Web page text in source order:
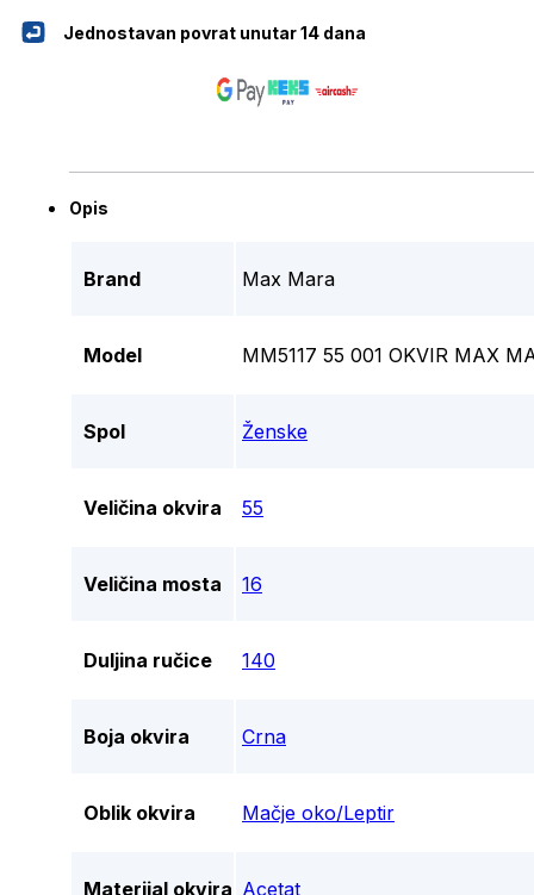
Jednostavan povrat unutar 14 dana
Opis
Brand Max Mara
Model MM5117 55 001 OKVIR MAX
Spol Ženske
Veličina okvira 55
Veličina mosta 16
Duljina ručice 140
Boja okvira Crna
Oblik okvira Mačje oko/Leptir
Materijal okvira Acetat